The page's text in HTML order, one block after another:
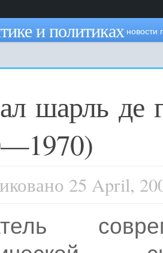
и политиках новости
шарль де
25 April,